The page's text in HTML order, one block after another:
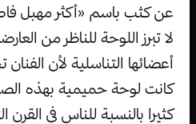
عن كثب باسم «أكثر مهبل
لا تبرز اللوحة للناظر من
أعضائها التناسلية لأن
كانت لوحة حميمية بهذه
كثيرا بالنسبة للناس في